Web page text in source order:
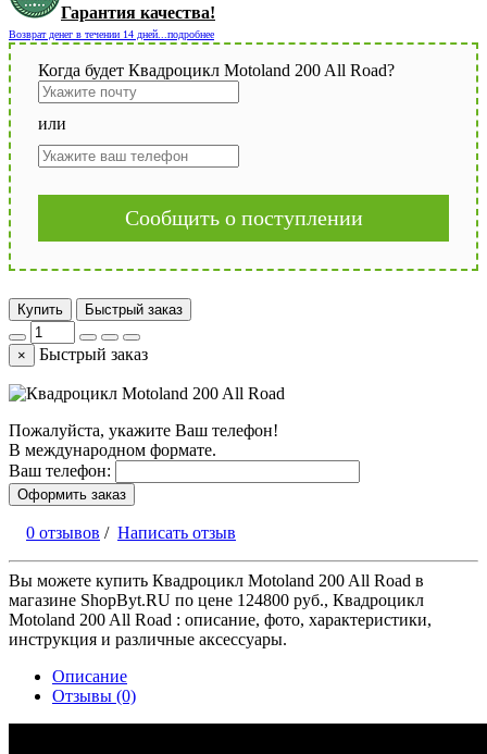
Гарантия качества!
Возврат денег в течении 14 дней...подробнее
Когда будет Квадроцикл Motoland 200 All Road?
или
Сообщить о поступлении
Купить Быстрый заказ
× Быстрый заказ
Пожалуйста, укажите Ваш телефон!
В международном формате.
Ваш телефон:
Оформить заказ
0 отзывов / Написать отзыв
Вы можете купить Квадроцикл Motoland 200 All Road в
магазине ShopByt.RU по цене 124800 руб., Квадроцикл
Motoland 200 All Road : описание, фото, характеристики,
инструкция и различные аксессуары.
Описание
Отзывы (0)